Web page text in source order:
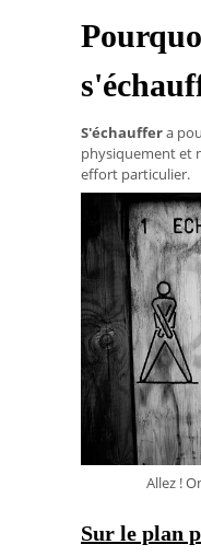
S'échauffera
physiquement et
effort particulier.
Allez !
Sur le plan